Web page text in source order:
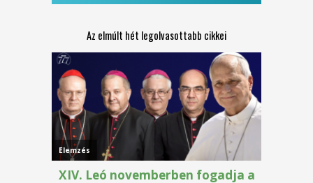
Az elmúlt hét legolvasottabb cikkei